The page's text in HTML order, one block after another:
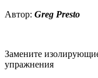
Автор: Greg Presto
Замените
упражнения